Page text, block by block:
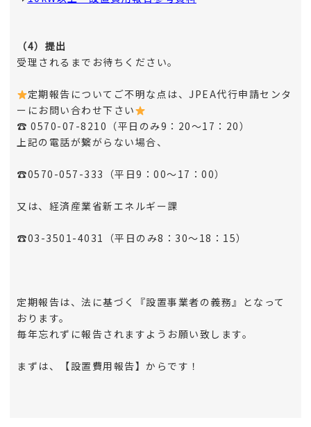
（4）提出
受理されるまでお待ちください。
定期報告についてご不明な点は、JPEA代行申請センタ
ーにお問い合わせ下さい
☎ 0570-07-8210（平日のみ9：20～17：20）
上記の電話が繋がらない場合、
☎0570-057-333（平日9：00～17：00）
又は、経済産業省新エネルギー課
☎03-3501-4031（平日のみ8：30～18：15）
定期報告は、法に基づく『設置事業者の義務』となって
おります。
毎年忘れずに報告されますようお願い致します。
まずは、【設置費用報告】からです！